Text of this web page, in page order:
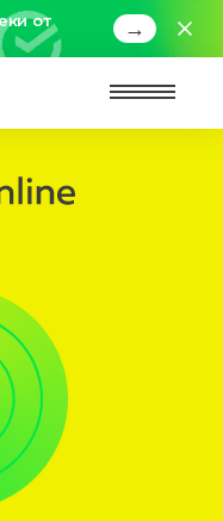
от
→